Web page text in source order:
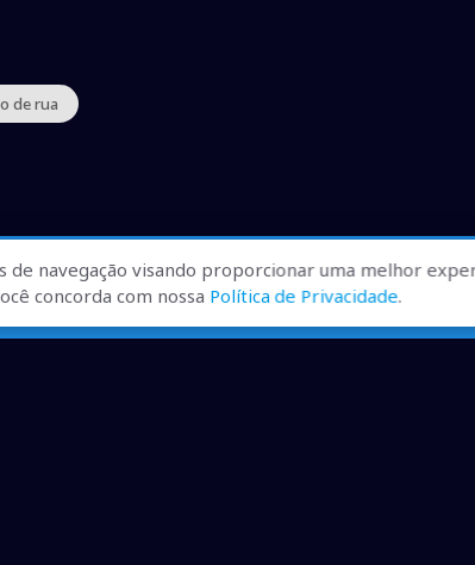
de rua
de navegação visando proporcionar uma melhor
concorda com nossa Política de Privacidade.